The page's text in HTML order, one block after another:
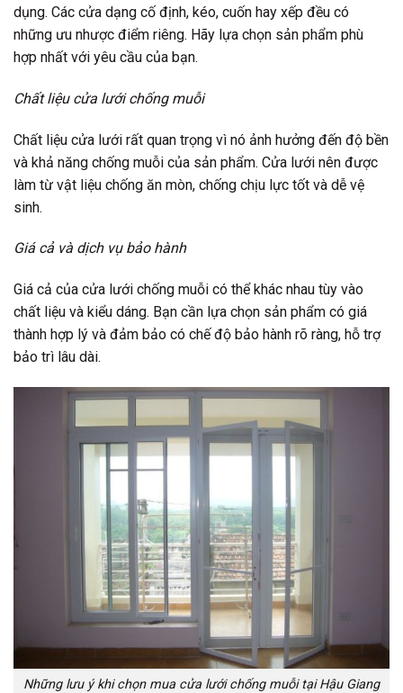
dụng. Các cửa dạng cố định, kéo, cuốn hay xếp đều có
những ưu nhược điểm riêng. Hãy lựa chọn sản phẩm phù
hợp nhất với yêu cầu của bạn.
Chất liệu cửa lưới chống muỗi
Chất liệu cửa lưới rất quan trọng vì nó ảnh hưởng đến độ bền
và khả năng chống muỗi của sản phẩm. Cửa lưới nên được
làm từ vật liệu chống ăn mòn, chống chịu lực tốt và dễ vệ
sinh.
Giá cả và dịch vụ bảo hành
Giá cả của cửa lưới chống muỗi có thể khác nhau tùy vào
chất liệu và kiểu dáng. Bạn cần lựa chọn sản phẩm có giá
thành hợp lý và đảm bảo có chế độ bảo hành rõ ràng, hỗ trợ
bảo trì lâu dài.
Những lưu ý khi chọn mua cửa lưới chống muỗi tại Hậu Giang